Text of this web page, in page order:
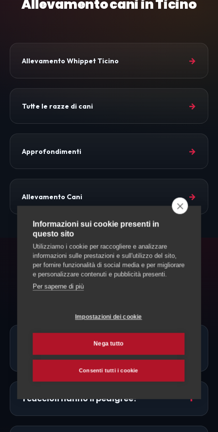
Allevamento cani in Ticino
Allevamento Whippet Ticino →
Tutte le razze di cani →
Approfondimenti →
Allevamento Cani →
FAQ
Domande frequenti
Ci sono allevatori di Whippet proprio a
Blenio?
I cuccioli hanno il pedigree?
Informazioni sui cookie presenti in
questo sito
Utilizziamo i cookie per raccogliere e analizzare
informazioni sulle prestazioni e sull'utilizzo del sito,
per fornire funzionalità di social media e per migliorare
e personalizzare contenuti e pubblicità presenti.
Per saperne di più
Impostazioni dei cookie
Nega tutto
Consenti tutti i cookie